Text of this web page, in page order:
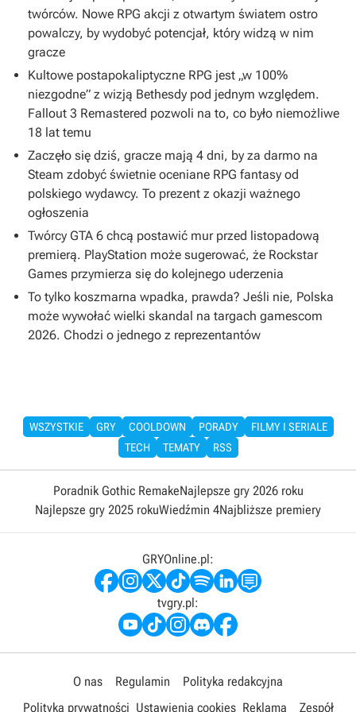
twórców. Nowe RPG akcji z otwartym światem ostro
powalczy, by wydobyć potencjał, który widzą w nim
gracze
Kultowe postapokaliptyczne RPG jest „w 100%
niezgodne” z wizją Bethesdy pod jednym względem.
Fallout 3 Remastered pozwoli na to, co było niemożliwe
18 lat temu
Zaczęło się dziś, gracze mają 4 dni, by za darmo na
Steam zdobyć świetnie oceniane RPG fantasy od
polskiego wydawcy. To prezent z okazji ważnego
ogłoszenia
Twórcy GTA 6 chcą postawić mur przed listopadową
premierą. PlayStation może sugerować, że Rockstar
Games przymierza się do kolejnego uderzenia
To tylko koszmarna wpadka, prawda? Jeśli nie, Polska
może wywołać wielki skandal na targach gamescom
2026. Chodzi o jednego z reprezentantów
WSZYSTKIE GRY COOLDOWN PORADY
FILMY I SERIALE
TECH
TEMATY RSS
Poradnik Gothic RemakeNajlepsze gry 2026 roku
Najlepsze gry 2025 rokuWiedźmin 4Najbliższe premiery
GRYOnline.pl:
tvgry.pl:
O nas Regulamin
Polityka redakcyjna
Polityka prywatności Ustawienia cookies Reklama Zespół